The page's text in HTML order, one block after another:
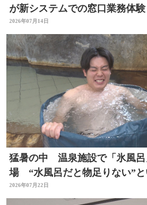
が新システムでの窓口業務体
性向上と業務効率化へ
2026年07月14日
猛暑の中 温泉施設で「氷風呂
場 “水風呂だと物足りない”と
ベルアップ 大分・日田市
2026年07月22日